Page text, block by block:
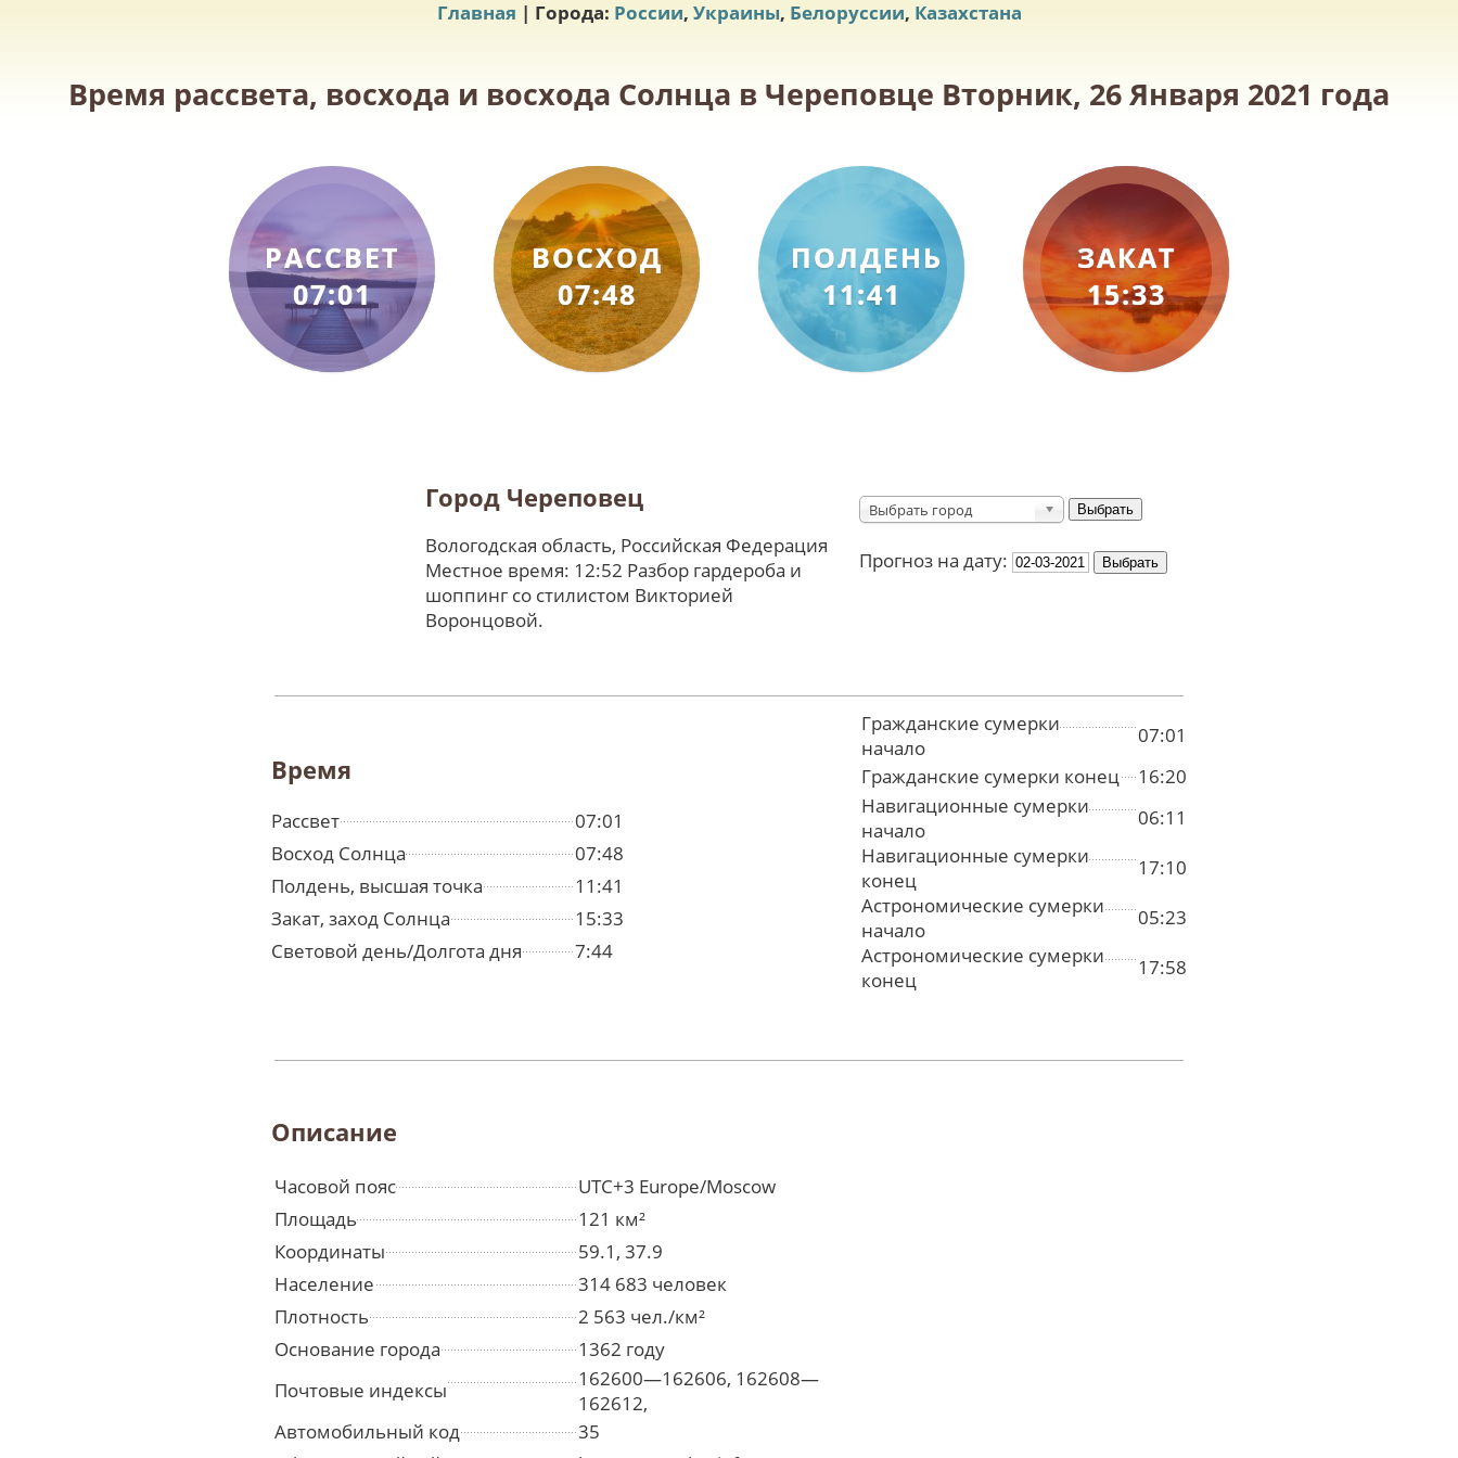
Главная | Города: России, Украины, Белоруссии, Казахстана
Время рассвета, восхода и восхода Солнца в Череповце Вторник, 26 Января 2021 года
РАССВЕТ
07:01
ВОСХОД
07:48
ПОЛДЕНЬ
11:41
ЗАКАТ
15:33
Город Череповец
Вологодская область, Российская Федерация
Местное время: 12:52 Разбор гардероба и
шоппинг со стилистом Викторией
Воронцовой.
Выбрать город
Прогноз на дату:
Время
Рассвет
07:01
Восход Солнца
07:48
Полдень, высшая точка
11:41
Закат, заход Солнца
15:33
Световой день/Долгота дня
7:44
Гражданские сумерки
начало
07:01
Гражданские сумерки конец
16:20
Навигационные сумерки
начало
06:11
Навигационные сумерки
конец
17:10
Астрономические сумерки
начало
05:23
Астрономические сумерки
конец
17:58
Описание
Часовой пояс
UTC+3 Europe/Moscow
Площадь
121 км²
Координаты
59.1, 37.9
Население
314 683 человек
Плотность
2 563 чел./км²
Основание города
1362 году
Почтовые индексы
162600—162606, 162608—
162612,
Автомобильный код
35